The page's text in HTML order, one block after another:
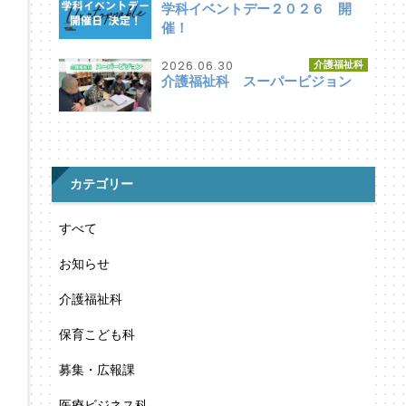
学科イベントデー２０２６ 開
催！
2026.06.30 介護福祉科
介護福祉科 スーパービジョン
カテゴリー
すべて
お知らせ
介護福祉科
保育こども科
募集・広報課